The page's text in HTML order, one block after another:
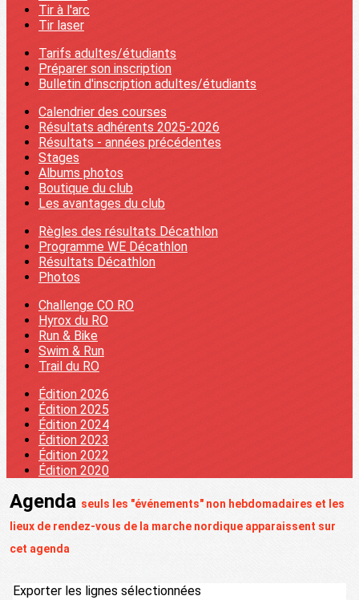
Tir à l'arc
Tir laser
Tarifs adultes/étudiants
Préparer son inscription
Bulletin d'inscription adultes/étudiants
Calendrier des courses
Résultats adhérents 2025-2026
Résultats - années précédentes
Stages
Albums photos
Boutique du club
Les avantages du club
Règles des résultats Décathlon
Programme WE Décathlon
Résultats Décathlon
Photos
Challenge CO RO
Hyrox du RO
Run & Bike
Swim & Run
Trail du RO
Édition 2026
Édition 2025
Édition 2024
Édition 2023
Édition 2022
Édition 2020
Agenda seuls les "événements" non hebdomadaires et les
lieux de rendez-vous de la marche nordique apparaissent sur
cet agenda